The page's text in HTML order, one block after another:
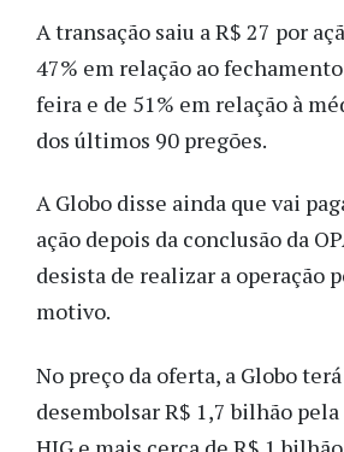
A transação saiu a R$ 27 por
47% em relação ao
feira e de 51% em relação à
dos últimos 90 pregões.
A Globo disse ainda que vai
ação depois da conclusão da
desista de realizar a operação
motivo.
No preço da oferta, a Globo
desembolsar R$ 1,7 bilhão